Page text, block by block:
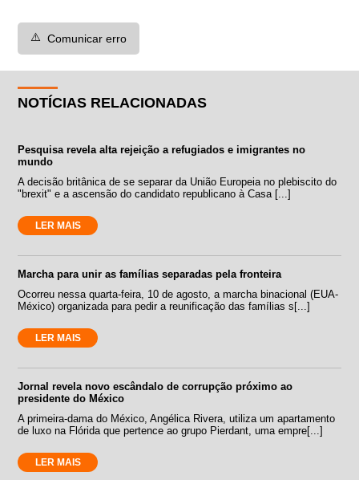
⚠️ Comunicar erro
NOTÍCIAS RELACIONADAS
Pesquisa revela alta rejeição a refugiados e imigrantes no
mundo
A decisão britânica de se separar da União Europeia no plebiscito do
"brexit" e a ascensão do candidato republicano à Casa [...]
LER MAIS
Marcha para unir as famílias separadas pela fronteira
Ocorreu nessa quarta-feira, 10 de agosto, a marcha binacional (EUA-
México) organizada para pedir a reunificação das famílias s[...]
LER MAIS
Jornal revela novo escândalo de corrupção próximo ao
presidente do México
A primeira-dama do México, Angélica Rivera, utiliza um apartamento
de luxo na Flórida que pertence ao grupo Pierdant, uma empre[...]
LER MAIS